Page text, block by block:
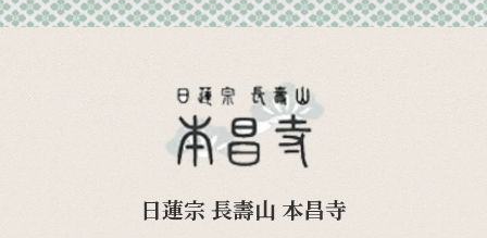
日蓮宗 長壽山 本昌寺